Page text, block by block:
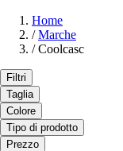
Home
/ Marche
/ Coolcasc
Filtri
Taglia
Colore
Tipo di prodotto
Prezzo